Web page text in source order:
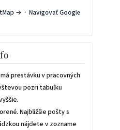
→ · Navigovať Google
prestávku v pracovných
pozri tabuľku
Najbližšie pošty s
nájdete v zozname